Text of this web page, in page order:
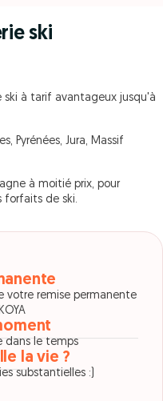
ski
à tarif avantageux jusqu'à
Pyrénées, Jura, Massif
à moitié prix, pour
forfaits de ski.
votre remise permanente
dans le temps
la vie ?
substantielles :)